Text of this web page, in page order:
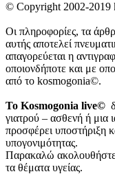
© Copyright 2002-2019
Οι πληροφορίες, τα
αυτής αποτελεί
απαγορεύεται η
οποιονδήποτε και με
από το kosmogonia©.
Το Kosmogonia live©
γιατρού – ασθενή ή
προσφέρει υποστήριξη
υπογονιμότητας.
Παρακαλώ ακολουθήστε
τα θέματα υγείας.